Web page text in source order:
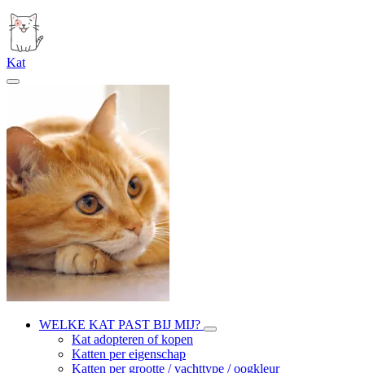
Kat
WELKE KAT PAST BIJ MIJ?
Kat adopteren of kopen
Katten per eigenschap
Katten per grootte / vachttype / oogkleur